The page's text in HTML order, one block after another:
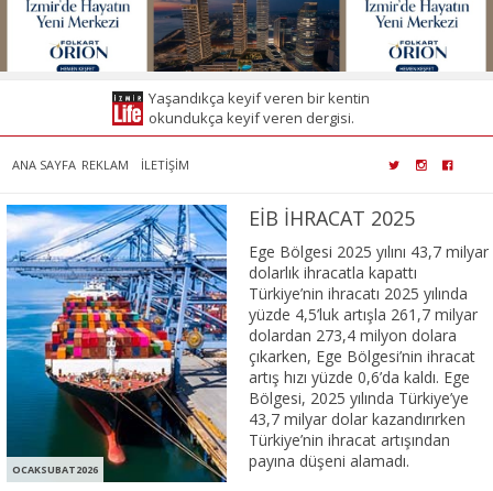
Yaşandıkça keyif veren bir kentin
okundukça keyif veren dergisi.
ANA SAYFA REKLAM İLETİŞİM
OCAKSUBAT2026
EİB İHRACAT 2025
Ege Bölgesi 2025 yılını 43,7 milyar
dolarlık ihracatla kapattı
Türkiye’nin ihracatı 2025 yılında
yüzde 4,5’luk artışla 261,7 milyar
dolardan 273,4 milyon dolara
çıkarken, Ege Bölgesi’nin ihracat
artış hızı yüzde 0,6’da kaldı. Ege
Bölgesi, 2025 yılında Türkiye’ye
43,7 milyar dolar kazandırırken
Türkiye’nin ihracat artışından
payına düşeni alamadı.